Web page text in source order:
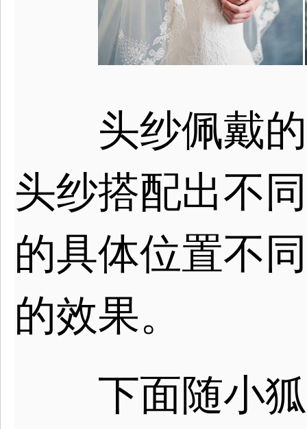
头纱佩戴的
头纱搭配出不
的具体位置不
的效果。
下面随小狐